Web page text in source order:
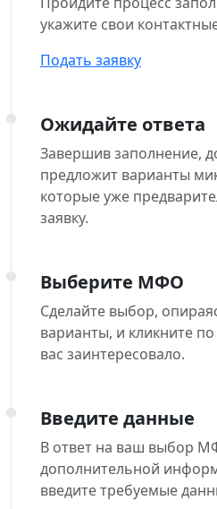
укажите свои
Подать заявку
Ожидайте ответа
Завершив заполнение,
предложит варианты
которые уже
заявку.
Выберите МФО
Сделайте выбор,
варианты, и кликните
вас заинтересовало.
Введите данные
В ответ на ваш выбор
дополнительной
введите требуемые